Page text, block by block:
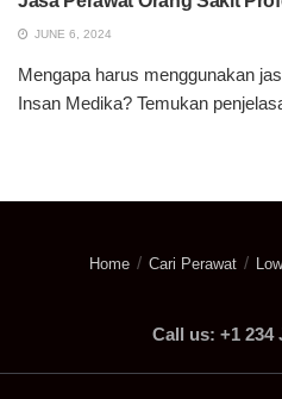
JUNE 6, 2024
Mengapa harus menggunakan
Insan Medika? Temukan
Home Cari Perawat
Call us: +1 234